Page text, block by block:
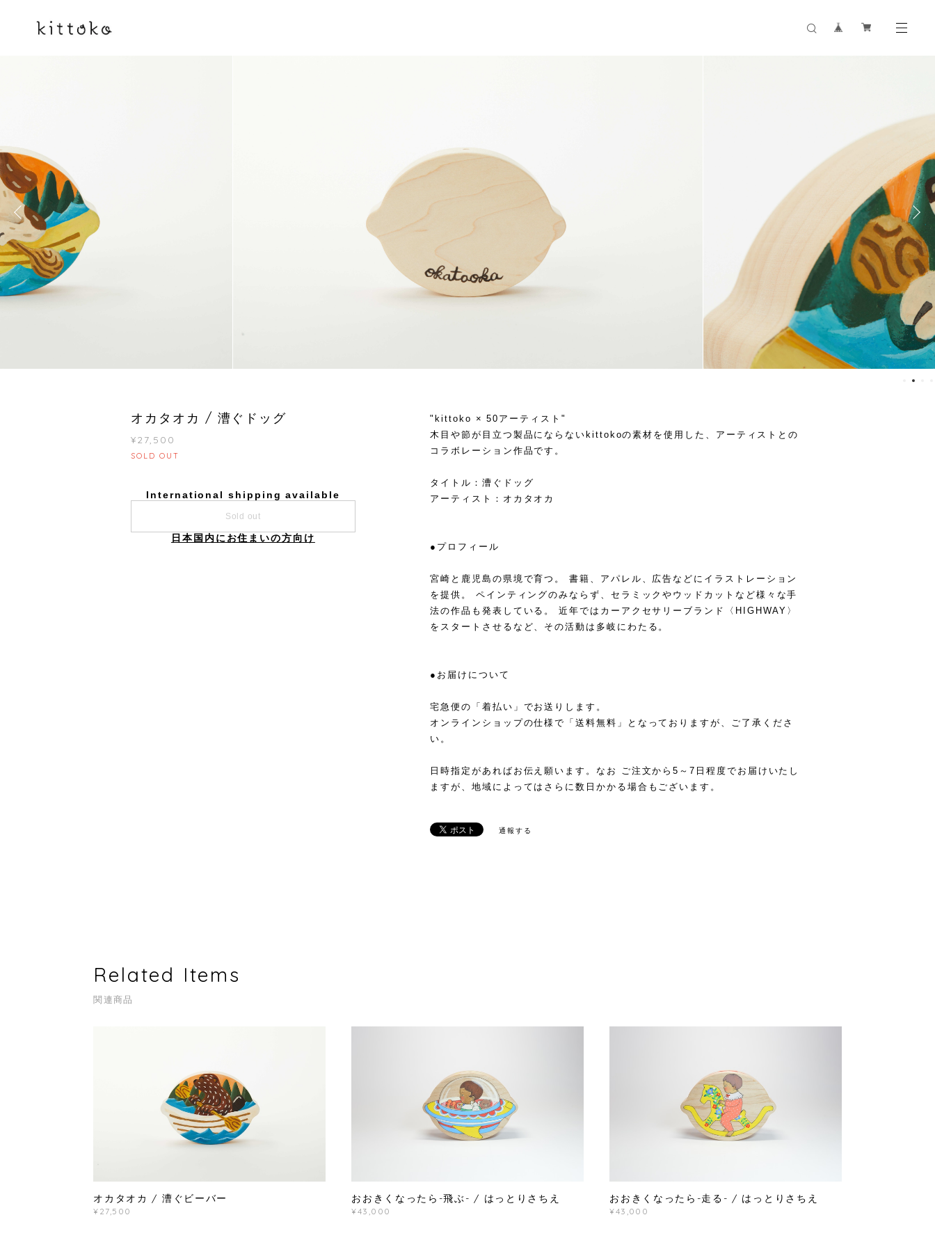
オカタオカ / 漕ぐドッグ
¥27,500
SOLD OUT
International shipping available
Sold out
日本国内にお住まいの方向け
"kittoko × 50アーティスト"
木目や節が目立つ製品にならないkittokoの素材を使用した、アーティストとの
コラボレーション作品です。
タイトル：漕ぐドッグ
アーティスト：オカタオカ
●プロフィール
宮崎と鹿児島の県境で育つ。 書籍、アパレル、広告などにイラストレーション
を提供。 ペインティングのみならず、セラミックやウッドカットなど様々な手
法の作品も発表している。 近年ではカーアクセサリーブランド〈HIGHWAY〉
をスタートさせるなど、その活動は多岐にわたる。
●お届けについて
宅急便の「着払い」でお送りします。
オンラインショップの仕様で「送料無料」となっておりますが、ご了承くださ
い。
日時指定があればお伝え願います。なお ご注文から5～7日程度でお届けいたし
ますが、地域によってはさらに数日かかる場合もございます。
通報する
Related Items
関連商品
オカタオカ / 漕ぐビーバー
¥27,500
おおきくなったら-飛ぶ- / はっとりさちえ
¥43,000
おおきくなったら-走る- / はっとりさちえ
¥43,000